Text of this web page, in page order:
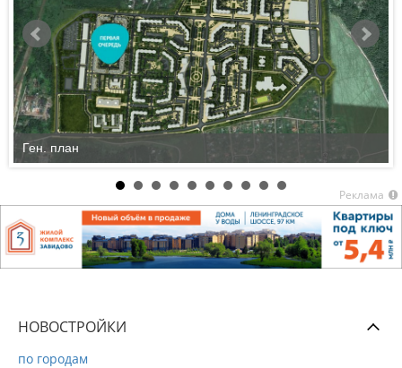
Ген. план
Реклама
НОВОСТРОЙКИ
по городам